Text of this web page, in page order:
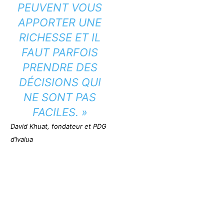
PEUVENT VOUS
APPORTER UNE
RICHESSE ET IL
FAUT PARFOIS
PRENDRE DES
DÉCISIONS QUI
NE SONT PAS
FACILES. »
David Khuat, fondateur et PDG
d’Ivalua